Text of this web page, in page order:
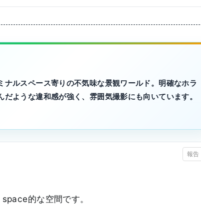
ルスペース寄りの不気味な景観ワールド。明確なホラ
ような違和感が強く、雰囲気撮影にも向いています。
報告
的な空間です。